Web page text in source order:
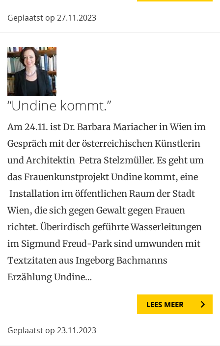
Geplaatst op 27.11.2023
“Undine kommt.”
Am 24.11. ist Dr. Barbara Mariacher in Wien im
Gespräch mit der österreichischen Künstlerin
und Architektin Petra Stelzmüller. Es geht um
das Frauenkunstprojekt Undine kommt, eine
Installation im öffentlichen Raum der Stadt
Wien, die sich gegen Gewalt gegen Frauen
richtet. Überirdisch geführte Wasserleitungen
im Sigmund Freud-Park sind umwunden mit
Textzitaten aus Ingeborg Bachmanns
Erzählung Undine…
LEES MEER
Geplaatst op 23.11.2023